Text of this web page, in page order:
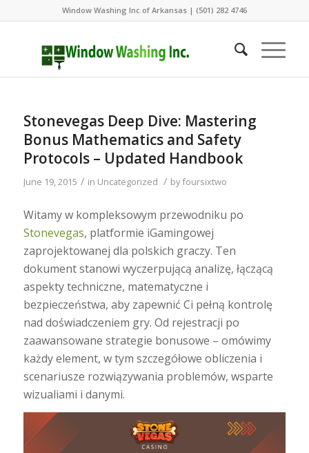
Window Washing Inc of Arkansas | (501) 282 4746
Stonevegas Deep Dive: Mastering
Bonus Mathematics and Safety
Protocols – Updated Handbook
June 19, 2015 / in Uncategorized / byfoursixtwo
Witamy w kompleksowym przewodniku po
Stonevegas, platformie iGamingowej
zaprojektowanej dla polskich graczy. Ten
dokument stanowi wyczerpującą analizę, łączącą
aspekty techniczne, matematyczne i
bezpieczeństwa, aby zapewnić Ci pełną kontrolę
nad doświadczeniem gry. Od rejestracji po
zaawansowane strategie bonusowe – omówimy
każdy element, w tym szczegółowe obliczenia i
scenariusze rozwiązywania problemów, wsparte
wizualiami i danymi.